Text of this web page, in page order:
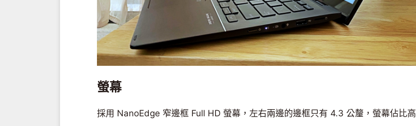
螢幕
採用 NanoEdge 窄邊框 Full HD 螢幕，左右兩邊的邊框只有 4.3 公釐，螢幕佔比高